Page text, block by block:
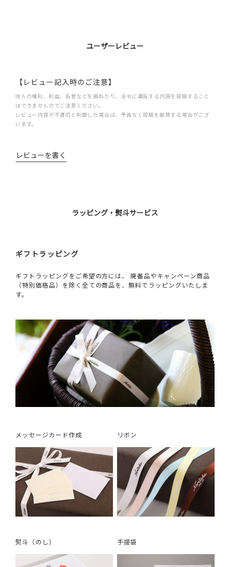
ユーザーレビュー
【レビュー記入時のご注意】
他人の権利、利益、名誉などを損ねたり、法令に違反する内容を投稿すること
はできませんのでご注意ください。
レビュー内容が不適切と判断した場合は、予告なく投稿を削除する場合がござ
います。
レビューを書く
ラッピング・熨斗サービス
ギフトラッピング
ギフトラッピングをご希望の方には、 廃番品やキャンペーン商品
（特別価格品）を除く全ての商品を、無料でラッピングいたしま
す。
メッセージカード作成 リボン
熨斗（のし） 手提袋